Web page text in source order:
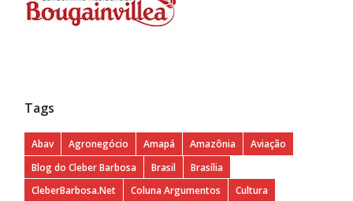
Tags
Abav Agronegócio Amapá Amazônia
Aviação
Blog do Cleber Barbosa
Brasil
Brasília
CleberBarbosa.Net
Coluna Argumentos
Cultura